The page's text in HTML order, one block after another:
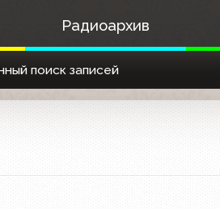
Радиоархив
поиск записей